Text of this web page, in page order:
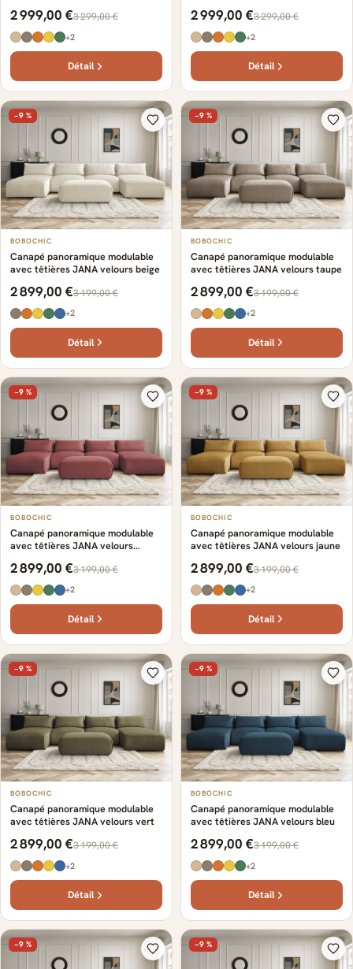
2 999,00 €3 299,00 €
+2
Détail
2 999,00 €3 299,00 €
+2
Détail
−9 %
BOBOCHIC
Canapé panoramique modulable
avec têtières JANA velours beige
2 899,00 €3 199,00 €
+2
Détail
−9 %
BOBOCHIC
Canapé panoramique modulable
avec têtières JANA velours taupe
2 899,00 €3 199,00 €
+2
Détail
−9 %
BOBOCHIC
Canapé panoramique modulable
avec têtières JANA velours
2 899,00 €3 199,00 €
+2
Détail
−9 %
BOBOCHIC
Canapé panoramique modulable
avec têtières JANA velours jaune
2 899,00 €3 199,00 €
+2
Détail
−9 %
BOBOCHIC
Canapé panoramique modulable
avec têtières JANA velours vert
2 899,00 €3 199,00 €
+2
Détail
−9 %
BOBOCHIC
Canapé panoramique modulable
avec têtières JANA velours bleu
2 899,00 €3 199,00 €
+2
Détail
−9 % −9 %